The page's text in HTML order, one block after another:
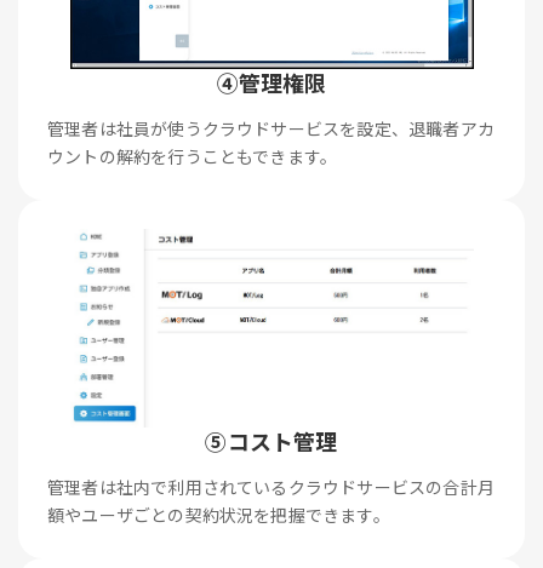
④管理権限
管理者は社員が使うクラウドサービスを設定、退職者アカ
ウントの解約を行うこともできます。
⑤コスト管理
管理者は社内で利用されているクラウドサービスの合計月
額やユーザごとの契約状況を把握できます。